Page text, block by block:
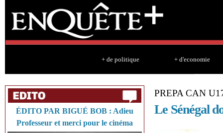
+ de politique + d'economie
ÉDITO PAR BIGUÉ BOB : Adieu
Professeur et merci pour le cinéma
PREPA CAN
Le Sénégal